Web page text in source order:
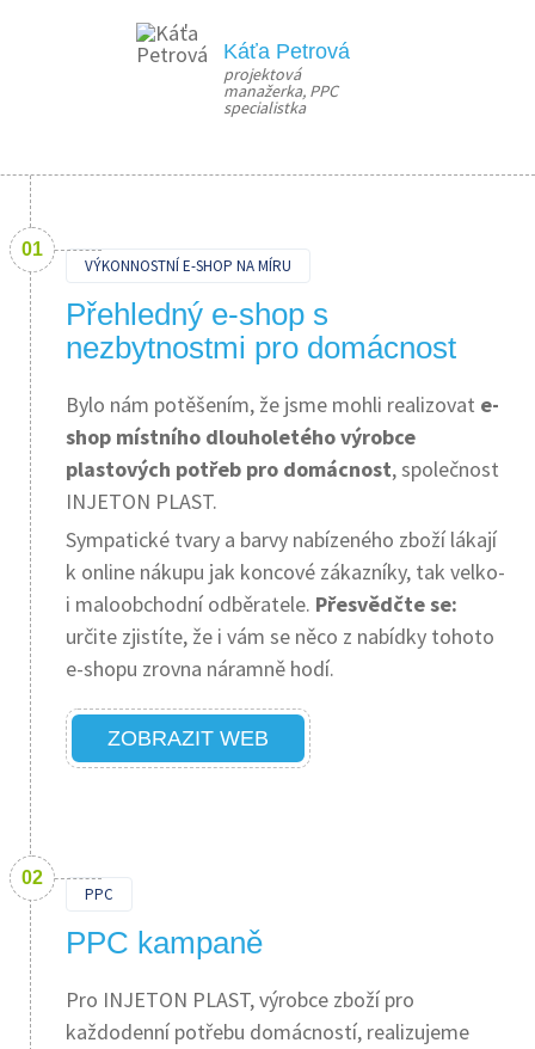
Káťa Petrová
projektová
manažerka, PPC
specialistka
VÝKONNOSTNÍ E-SHOP NA MÍRU
Přehledný e-shop s
nezbytnostmi pro domácnost
Bylo nám potěšením, že jsme mohli realizovat e-
shop místního dlouholetého výrobce
plastových potřeb pro domácnost, společnost
INJETON PLAST.
Sympatické tvary a barvy nabízeného zboží lákají
k online nákupu jak koncové zákazníky, tak velko-
i maloobchodní odběratele. Přesvědčte se:
určite zjistíte, že i vám se něco z nabídky tohoto
e-shopu zrovna náramně hodí.
ZOBRAZIT WEB
PPC
PPC kampaně
Pro INJETON PLAST, výrobce zboží pro
každodenní potřebu domácností, realizujeme